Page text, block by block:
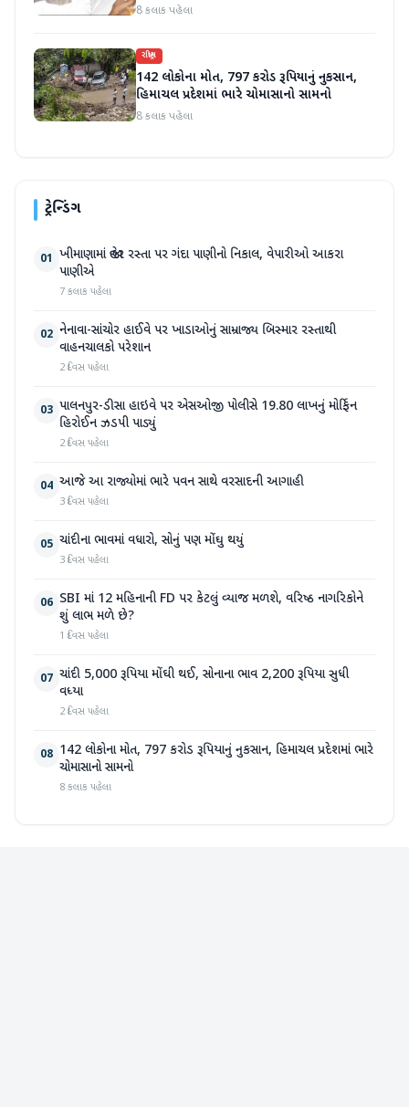
તબિયત ખરાબ
8 કલાક પહેલા
રાષ્ટ્રીય
142 લોકોના મોત, 797 કરોડ રૂપિયાનું નુકસાન,
હિમાચલ પ્રદેશમાં ભારે ચોમાસાનો સામનો
8 કલાક પહેલા
ટ્રેન્ડિંગ
01 ખીમાણામાં જાહેર રસ્તા પર ગંદા પાણીનો નિકાલ, વેપારીઓ આકરા
પાણીએ
7 કલાક પહેલા
02 નેનાવા-સાંચોર હાઈવે પર ખાડાઓનું સામ્રાજ્ય બિસ્માર રસ્તાથી
વાહનચાલકો પરેશાન
2 દિવસ પહેલા
03 પાલનપુર-ડીસા હાઇવે પર એસઓજી પોલીસે 19.80 લાખનું મોર્ફિન
હિરોઈન ઝડપી પાડ્યું
2 દિવસ પહેલા
04 આજે આ રાજ્યોમાં ભારે પવન સાથે વરસાદની આગાહી
3 દિવસ પહેલા
05 ચાંદીના ભાવમાં વધારો, સોનું પણ મોંઘુ થયું
3 દિવસ પહેલા
06 SBI માં 12 મહિનાની FD પર કેટલું વ્યાજ મળશે, વરિષ્ઠ નાગરિકોને
શું લાભ મળે છે?
1 દિવસ પહેલા
07 ચાંદી 5,000 રૂપિયા મોંઘી થઈ, સોનાના ભાવ 2,200 રૂપિયા સુધી
વધ્યા
2 દિવસ પહેલા
08 142 લોકોના મોત, 797 કરોડ રૂપિયાનું નુકસાન, હિમાચલ પ્રદેશમાં ભારે
ચોમાસાનો સામનો
8 કલાક પહેલા